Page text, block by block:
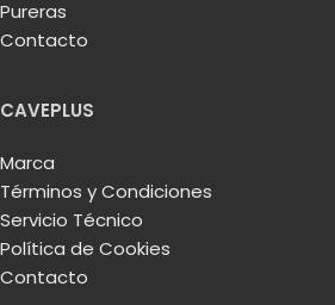
Pureras
Contacto
CAVEPLUS
Marca
Términos y Condiciones
Servicio Técnico
Política de Cookies
Contacto